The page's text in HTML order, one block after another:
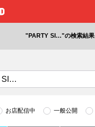
"PARTY SI…"の検索結果
お店配信中 一般公開